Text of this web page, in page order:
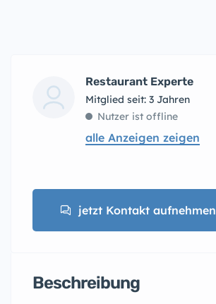
Restaurant Experte
Mitglied seit: 3 Jahren
Nutzer ist offline
alle Anzeigen zeigen
jetzt Kontakt aufnehmen
Beschreibung